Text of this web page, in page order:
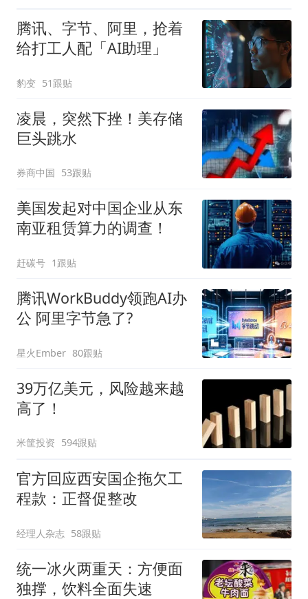
腾讯、字节、阿里，抢着
给打工人配「AI助理」
豹变 51跟贴
凌晨，突然下挫！美存储
巨头跳水
券商中国 53跟贴
美国发起对中国企业从东
南亚租赁算力的调查！
赶碳号 1跟贴
腾讯WorkBuddy领跑AI办
公 阿里字节急了?
星火Ember 80跟贴
39万亿美元，风险越来越
高了！
米筐投资 594跟贴
官方回应西安国企拖欠工
程款：正督促整改
经理人杂志 58跟贴
统一冰火两重天：方便面
独撑，饮料全面失速